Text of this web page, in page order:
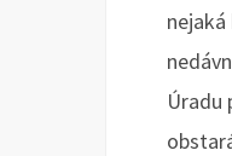
Úradu